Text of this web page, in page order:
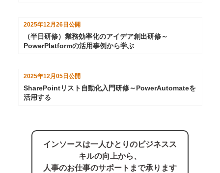
2025年12月26日 公開
（半日研修）業務効率化のアイデア創出研修～
PowerPlatformの活用事例から学ぶ
2025年12月05日 公開
SharePointリスト自動化入門研修～PowerAutomateを
活用する
インソースは⼀⼈ひとりのビジネスス
キルの向上から、
⼈事のお仕事のサポートまで承ります